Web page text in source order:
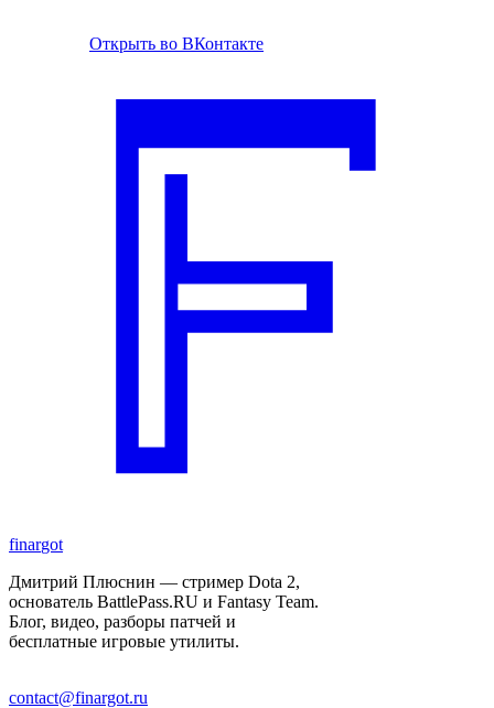
Открыть во ВКонтакте
finargot
Дмитрий Плюснин — стример Dota 2,
основатель BattlePass.RU и Fantasy Team.
Блог, видео, разборы патчей и
бесплатные игровые утилиты.
contact@finargot.ru